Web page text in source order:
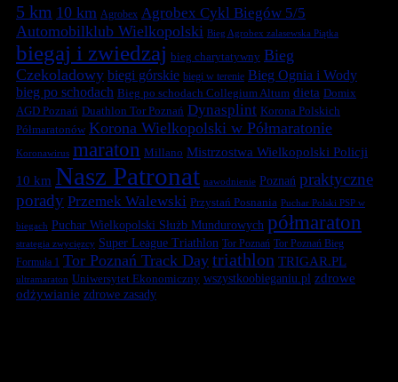
5 km 10 km Agrobex Agrobex Cykl Biegów 5/5
Automobilklub Wielkopolski Bieg Agrobex zalasewska Piątka
biegaj i zwiedzaj bieg charytatywny Bieg
Czekoladowy biegi górskie biegi w terenie Bieg Ognia i Wody
bieg po schodach Bieg po schodach Collegium Altum dieta Domix
AGD Poznań Duathlon Tor Poznań Dynasplint Korona Polskich
Półmaratonów Korona Wielkopolski w Półmaratonie
Koronawirus maraton Millano Mistrzostwa Wielkopolski Policji
10 km Nasz Patronat nawodnienie Poznań praktyczne
porady Przemek Walewski Przystań Posnania Puchar Polski PSP w
biegach Puchar Wielkopolski Służb Mundurowych półmaraton
strategia zwycięzcy Super League Triathlon Tor Poznań Tor Poznań Bieg
Formuła 1 Tor Poznań Track Day triathlon TRIGAR.PL
ultramaraton Uniwersytet Ekonomiczny wszystkoobieganiu.pl zdrowe
odżywianie zdrowe zasady